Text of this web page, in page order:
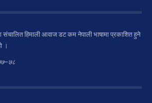
संचालित हिमाली आवाज डट कम नेपाली भाषामा प्रकाशित हुने
।